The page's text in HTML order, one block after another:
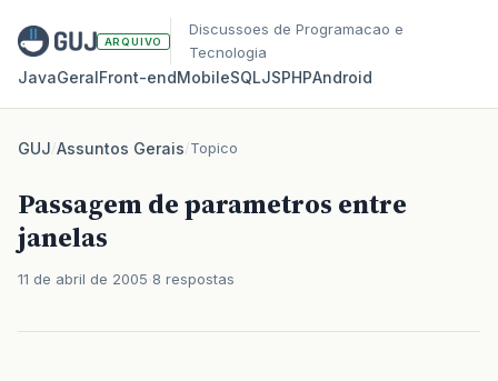
ARQUIVO
Discussoes de Programacao e
Tecnologia
JavaGeralFront‑endMobileSQLJSPHPAndroid
GUJ/Assuntos Gerais/Topico
Passagem de parametros entre
janelas
11 de abril de 2005 8 respostas